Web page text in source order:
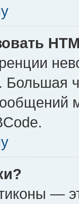
Большая
—